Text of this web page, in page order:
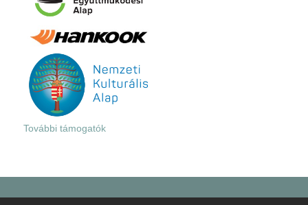
További támogatók